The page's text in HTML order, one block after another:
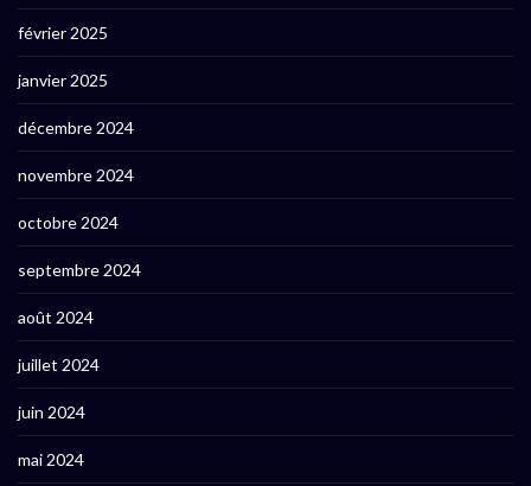
février 2025
janvier 2025
décembre 2024
novembre 2024
octobre 2024
septembre 2024
août 2024
juillet 2024
juin 2024
mai 2024